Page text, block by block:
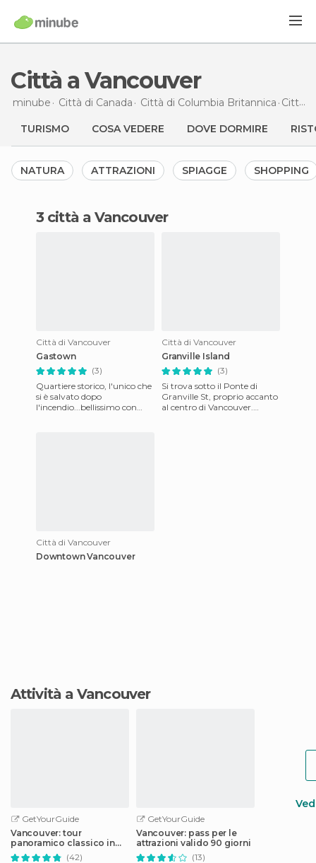
Città a Vancouver
minube Città di Canada Città di Columbia Britannica Città
TURISMO COSA VEDERE DOVE DORMIRE
NATURA ATTRAZIONI SPIAGGE SHOPPING
3 città a Vancouver
Città di Vancouver
Gastown
(3)
Quartiere storico, l'unico che
si è salvato dopo
l'incendio...bellissimo con
Città di Vancouver
Granville Island
(3)
Si trova sotto il Ponte di
Granville St, proprio accanto
al centro di Vancouver.
Città di Vancouver
Downtown Vancouver
Attività a Vancouver
GetYourGuide
Vancouver: tour
panoramico classico in
idrovolante
(42)
GetYourGuide
Vancouver: pass per le
attrazioni valido 90 giorni
(13)